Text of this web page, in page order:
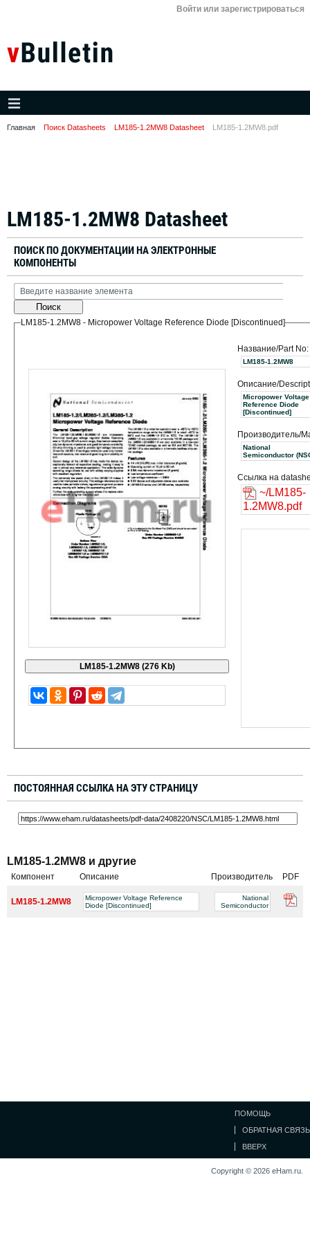
Войти или зарегистрироваться
Главная Поиск Datasheets LM185-1.2MW8 Datasheet LM185-1.2MW8.pdf
LM185-1.2MW8 Datasheet
ПОИСК ПО ДОКУМЕНТАЦИИ НА ЭЛЕКТРОННЫЕ
КОМПОНЕНТЫ
Поиск
LM185-1.2MW8 - Micropower Voltage Reference Diode [Discontinued]
Название/Part No:
LM185-1.2MW8
Описание/
Micropower Voltage
Reference Diode
[Discontinued]
Производитель/
National
Semiconductor
Ссылка на
~/LM185-
1.2MW8.pdf
ПОСТОЯННАЯ ССЫЛКА НА ЭТУ СТРАНИЦУ
LM185-1.2MW8 и другие
Компонент Описание Производитель PDF
LM185-1.2MW8
Micropower Voltage Reference
Diode [Discontinued]
National
Semiconductor
ПОМОЩЬ
ОБРАТНАЯ СВЯЗЬ
ВВЕРХ
Copyright © 2026 eHam.ru.